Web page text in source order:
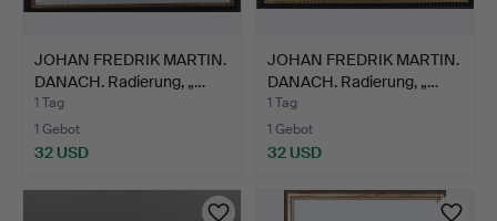
JOHAN FREDRIK MARTIN.
DANACH. Radierung, „…
1 Tag
1 Gebot
32 USD
JOHAN FREDRIK MARTIN.
DANACH. Radierung, „…
1 Tag
1 Gebot
32 USD